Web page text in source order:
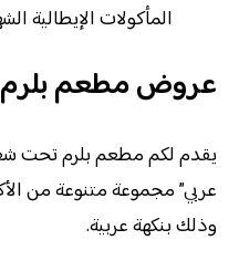
المأكولات الإيطالية
عروض مطعم بلرم
يقدم لكم مطعم بلرم تحت
عربي” مجموعة متنوعة من
وذلك بنكهة عربية.